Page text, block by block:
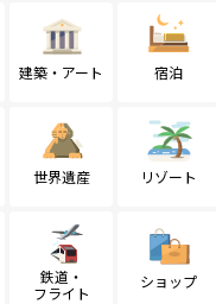
建築・アート 宿泊
世界遺産 リゾート
鉄道・
フライト
ショップ